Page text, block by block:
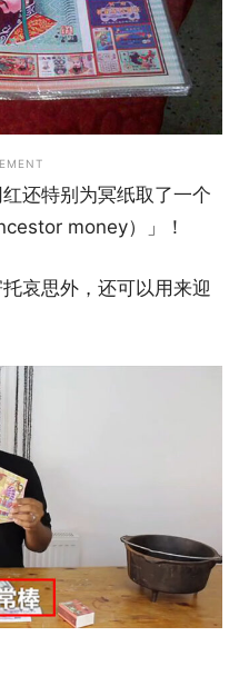
还特别为冥纸取了一个
money）」！
哀思外，还可以用来迎